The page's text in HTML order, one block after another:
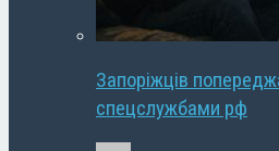
Запоріжців
спецслужбами рф